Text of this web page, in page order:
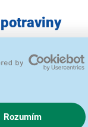
Rozumím
model má
a mrazicí (levou)
celou rodinu nebo
pro vaše
v celém